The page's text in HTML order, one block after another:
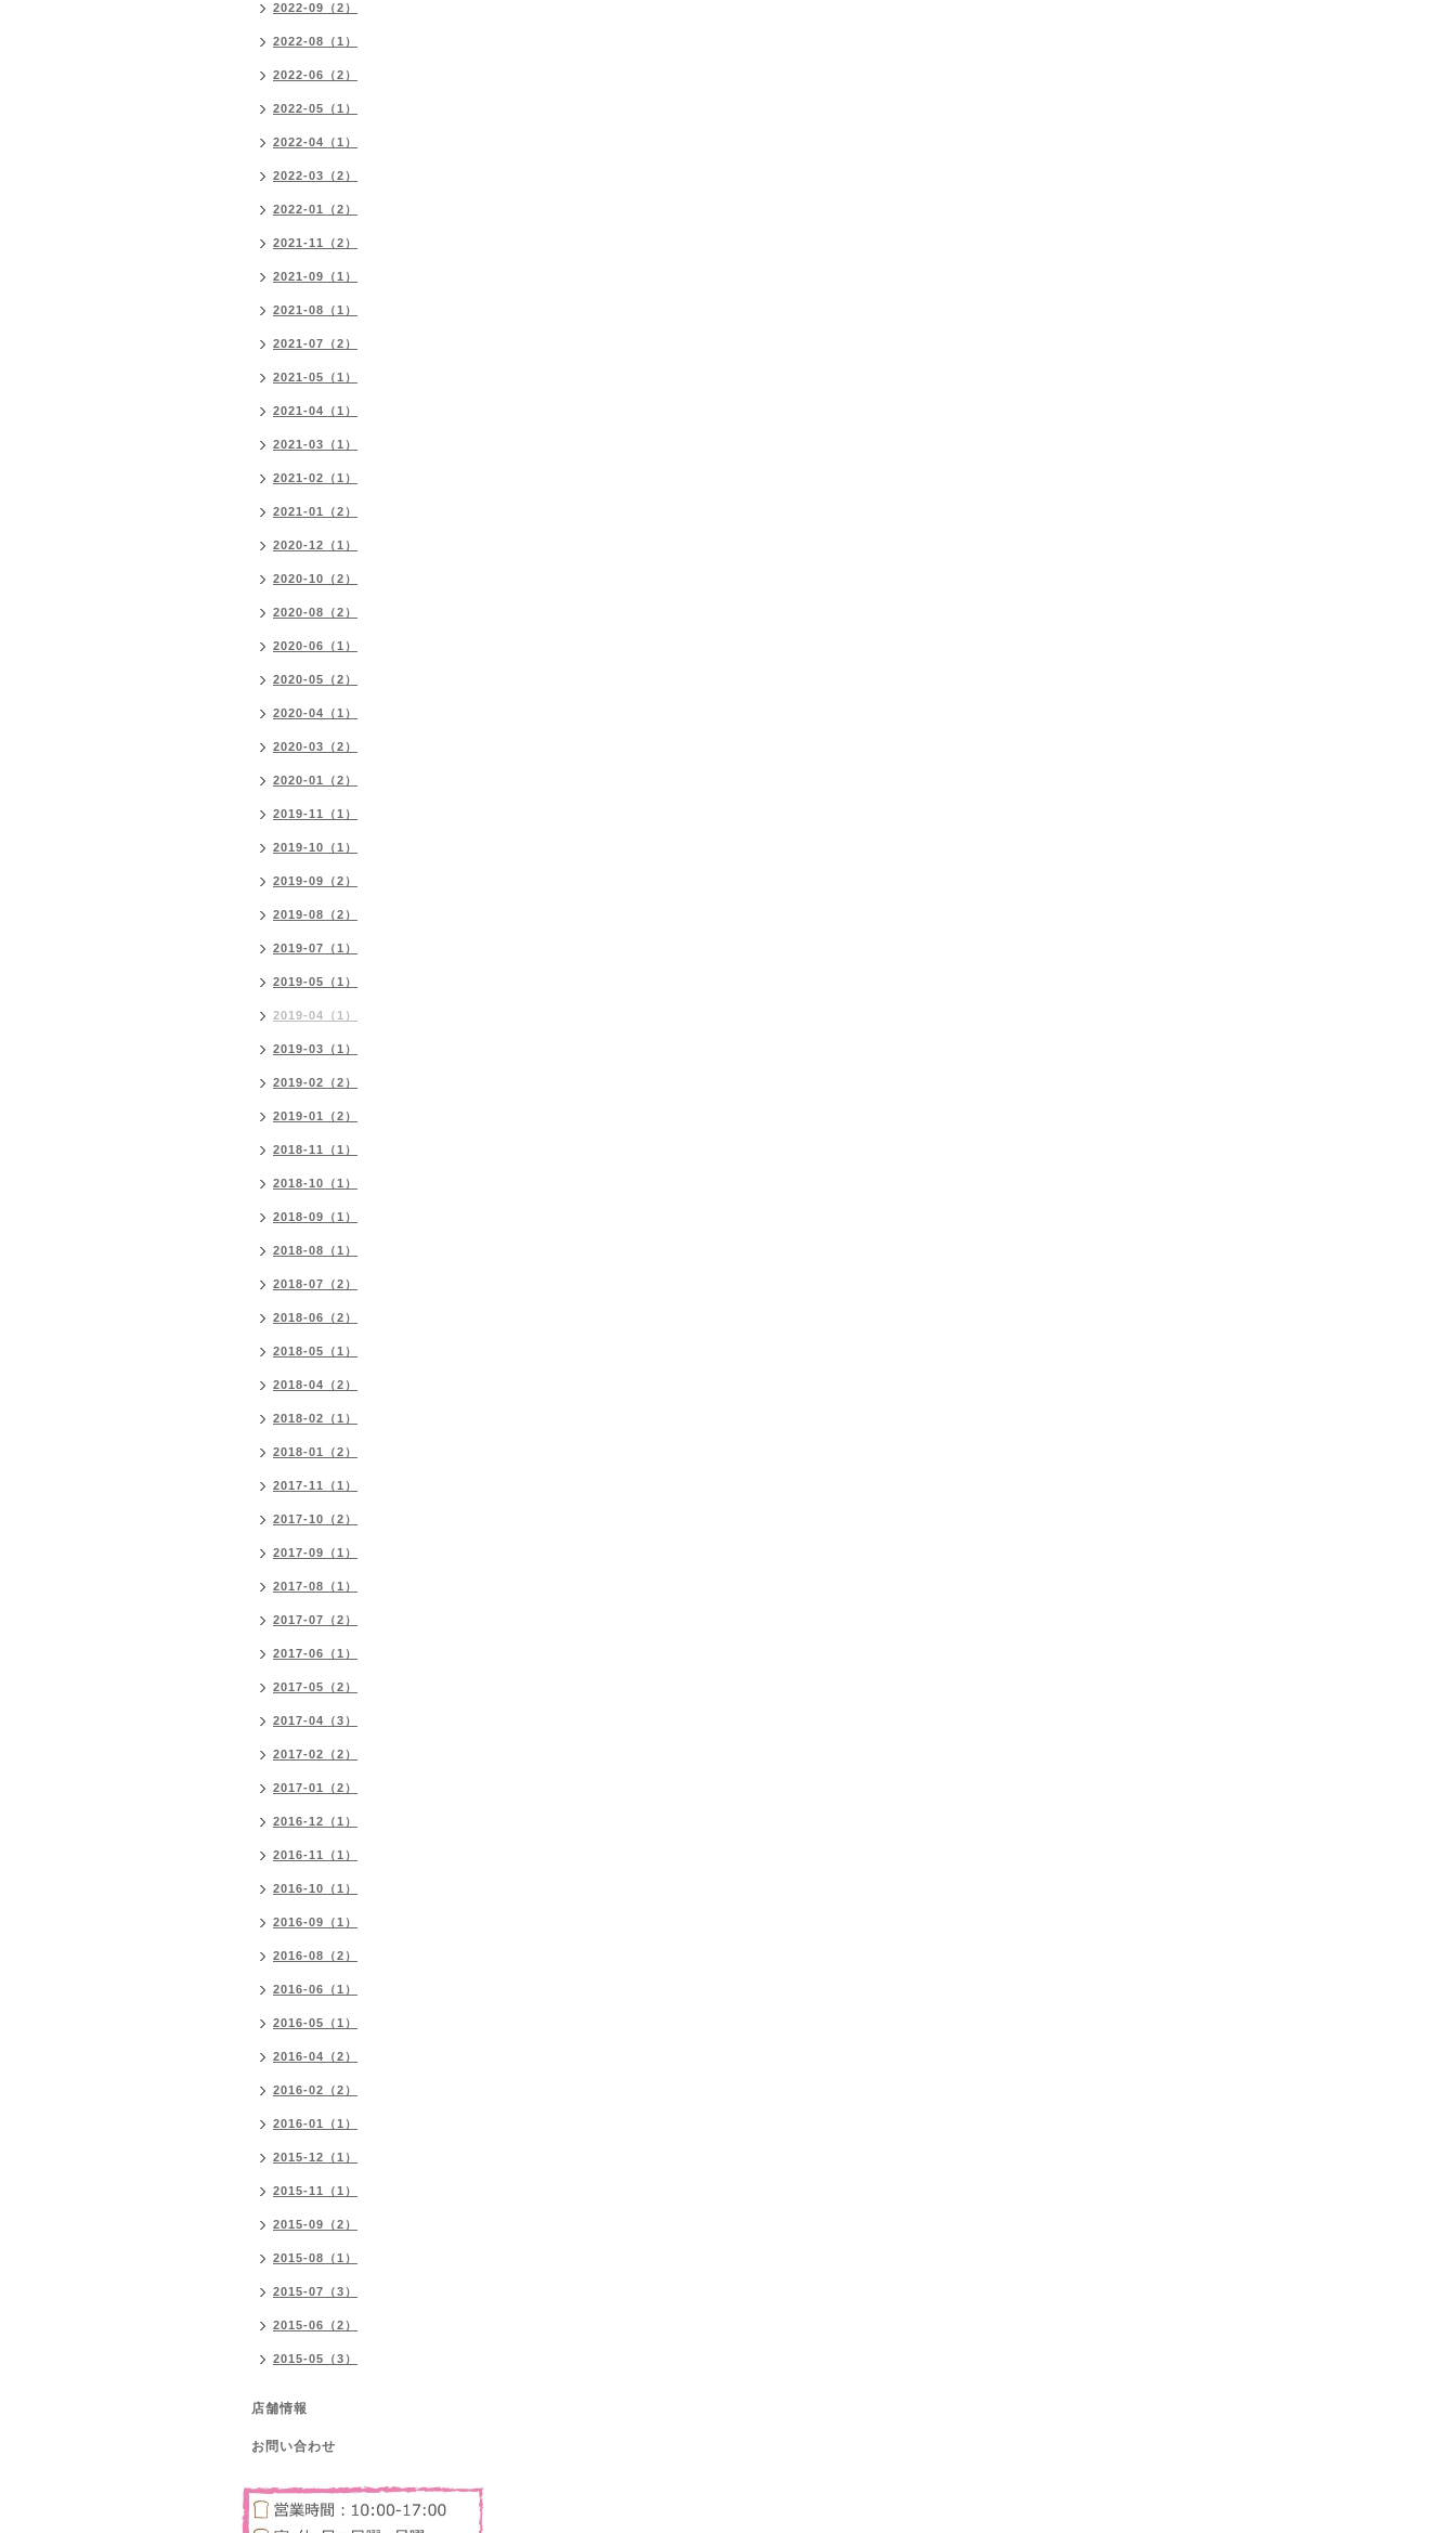
2022-09（2）
2022-08（1）
2022-06（2）
2022-05（1）
2022-04（1）
2022-03（2）
2022-01（2）
2021-11（2）
2021-09（1）
2021-08（1）
2021-07（2）
2021-05（1）
2021-04（1）
2021-03（1）
2021-02（1）
2021-01（2）
2020-12（1）
2020-10（2）
2020-08（2）
2020-06（1）
2020-05（2）
2020-04（1）
2020-03（2）
2020-01（2）
2019-11（1）
2019-10（1）
2019-09（2）
2019-08（2）
2019-07（1）
2019-05（1）
2019-04（1）
2019-03（1）
2019-02（2）
2019-01（2）
2018-11（1）
2018-10（1）
2018-09（1）
2018-08（1）
2018-07（2）
2018-06（2）
2018-05（1）
2018-04（2）
2018-02（1）
2018-01（2）
2017-11（1）
2017-10（2）
2017-09（1）
2017-08（1）
2017-07（2）
2017-06（1）
2017-05（2）
2017-04（3）
2017-02（2）
2017-01（2）
2016-12（1）
2016-11（1）
2016-10（1）
2016-09（1）
2016-08（2）
2016-06（1）
2016-05（1）
2016-04（2）
2016-02（2）
2016-01（1）
2015-12（1）
2015-11（1）
2015-09（2）
2015-08（1）
2015-07（3）
2015-06（2）
2015-05（3）
店舗情報
お問い合わせ